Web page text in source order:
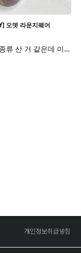
개인정보취급방침